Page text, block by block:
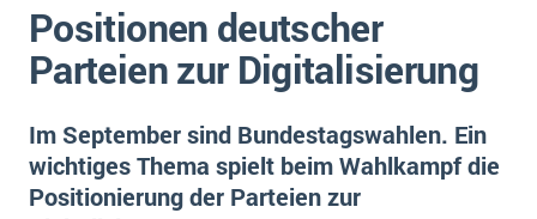
ERP-Software nach Branche
Plattform
Funktionalitäten
Kosten
ERP-Software nach Branchen
Ämter
Bau
Bildungseinrichtungen
E-commerce
ERP Wissenszentrum
Vorgestellt
Was ist ERP?
ERP-Experten
Positionen deutscher
Parteien zur Digitalisierung
Im September sind Bundestagswahlen. Ein
wichtiges Thema spielt beim Wahlkampf die
Positionierung der Parteien zur